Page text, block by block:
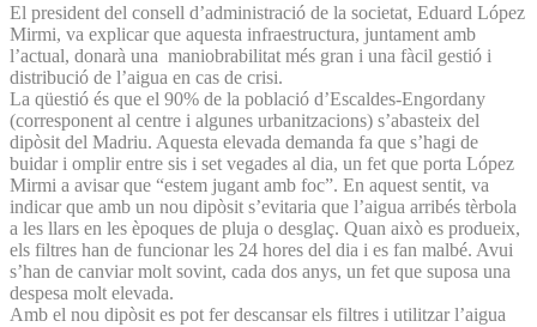
El president del consell d’administració de la societat, Eduard López
Mirmi, va explicar que aquesta infraestructura, juntament amb
l’actual, donarà una maniobrabilitat més gran i una fàcil gestió i
distribució de l’aigua en cas de crisi.
La qüestió és que el 90% de la població d’Escaldes-Engordany
(corresponent al centre i algunes urbanitzacions) s’abasteix del
dipòsit del Madriu. Aquesta elevada demanda fa que s’hagi de
buidar i omplir entre sis i set vegades al dia, un fet que porta López
Mirmi a avisar que “estem jugant amb foc”. En aquest sentit, va
indicar que amb un nou dipòsit s’evitaria que l’aigua arribés tèrbola
a les llars en les èpoques de pluja o desglaç. Quan això es produeix,
els filtres han de funcionar les 24 hores del dia i es fan malbé. Avui
s’han de canviar molt sovint, cada dos anys, un fet que suposa una
despesa molt elevada.
Amb el nou dipòsit es pot fer descansar els filtres i utilitzar l’aigua